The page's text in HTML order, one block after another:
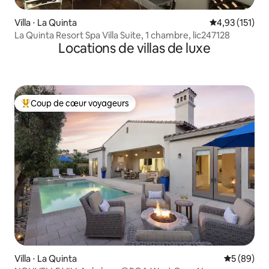
Villa ⋅ La Quinta Évaluation
4,93 (151)
La Quinta Resort Spa Villa Suite, 1 chambre, lic247128
Locations de villas de luxe
Coups de cœur voyageurs les plus appréciés
Coup de cœur voyageurs
Villa ⋅ La Quinta
5 (89)